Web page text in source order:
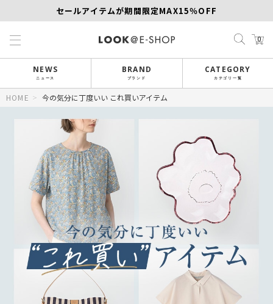
セールアイテムが期間限定MAX15％OFF
0
NEWS
ニュース
BRAND
ブランド
CATEGORY
カテゴリ一覧
HOME > 今の気分に丁度いい これ買いアイテム